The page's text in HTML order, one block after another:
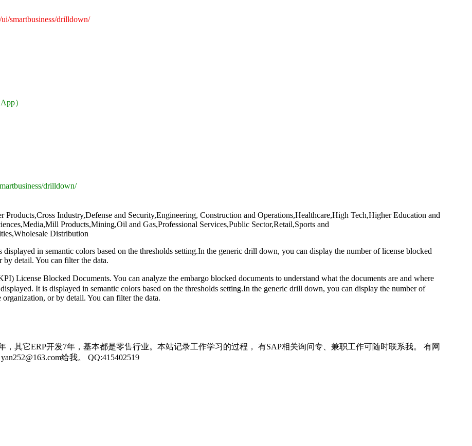
smartbusiness/drilldown/
）
drilldown/
Industry,Defense and Security,Engineering, Construction and Operations,Healthcare,High Tech,Higher Education and
Products,Mining,Oil and Gas,Professional Services,Public Sector,Retail,Sports and
Distribution
in semantic colors based on the thresholds setting.In the generic drill down, you can display the number of license blocked
by detail. You can filter the data.
License Blocked Documents. You can analyze the embargo blocked documents to understand what the documents are and where
It is displayed in semantic colors based on the thresholds setting.In the generic drill down, you can display the number of
or by detail. You can filter the data.
其它ERP开发7年，基本都是零售行业。本站记录工作学习的过程， 有SAP相关询问专、兼职工作可随时联系我。 有网
给我。 QQ:415402519